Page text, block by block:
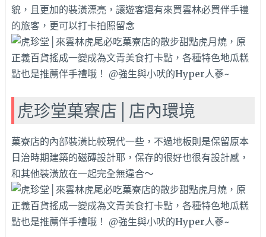
貌，且更加的裝潢漂亮，讓遊客還有來買雲林必買伴手禮
的旅客，更可以打卡拍照留念
虎珍堂菓寮店│店內環境
菓寮店的內部裝潢比較現代一些，不過地板則是保留原本
日治時期建築的磁磚設計耶，保存的很好也很有設計感，
和其他裝潢放在一起完全無違合～